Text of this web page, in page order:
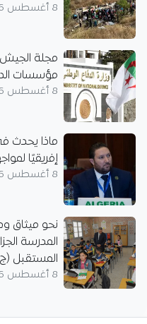
8 أغسطس 2026
مجلة
مؤسسات
8 أغسطس 2026
ماذا يحدث
إفريقيًا
8 أغسطس 2026
المدرسة
المستقبل (ج1)
8 أغسطس 2026